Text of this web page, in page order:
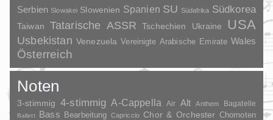
Serbien Slowakei Slowenien Spanien SU Südafrika Südkorea
Taiwan Tatarische ASSR Tschechien Ukraine USA
Usbekistan Venezuela Vereinigte Arabische Emirate Wales
Österreich
Noten
3-stimmig 4-stimmig A-Cappella Air Alt Anthem Bagatelle
Ballett Bass Bearbeitung Capriccio Chor & Orchester Chornoten